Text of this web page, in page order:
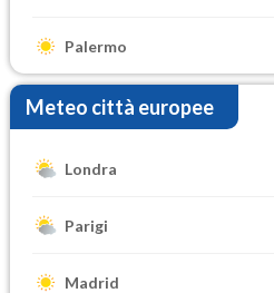
Palermo
Meteo città europee
Londra
Parigi
Madrid